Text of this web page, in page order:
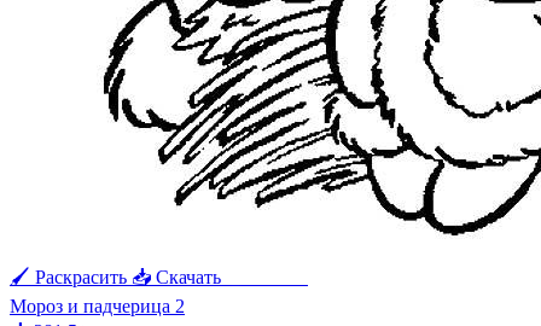
🖌 Раскрасить 📥 Скачать
Мороз и падчерица 2